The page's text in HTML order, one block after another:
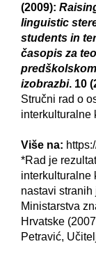
(2009):
linguistic
students in
časopis za
izobrazbi. 10
Stručni rad o
interkulturalne
Više na:
*Rad je
interkulturalne
nastavi stranih
Ministarstva
Hrvatske
Petravić,